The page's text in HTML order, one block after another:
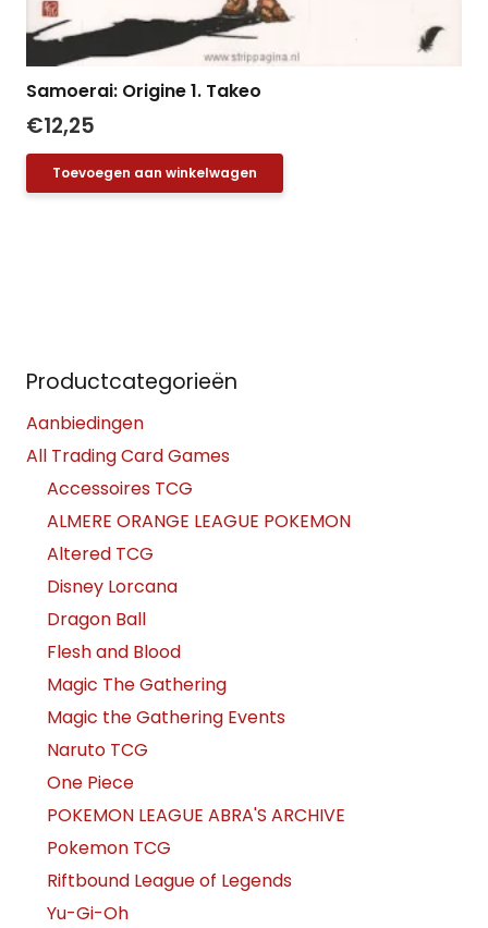
Samoerai: Origine 1. Takeo
€12,25
Toevoegen aan winkelwagen
Productcategorieën
Aanbiedingen
All Trading Card Games
Accessoires TCG
ALMERE ORANGE LEAGUE POKEMON
Altered TCG
Disney Lorcana
Dragon Ball
Flesh and Blood
Magic The Gathering
Magic the Gathering Events
Naruto TCG
One Piece
POKEMON LEAGUE ABRA'S ARCHIVE
Pokemon TCG
Riftbound League of Legends
Yu-Gi-Oh